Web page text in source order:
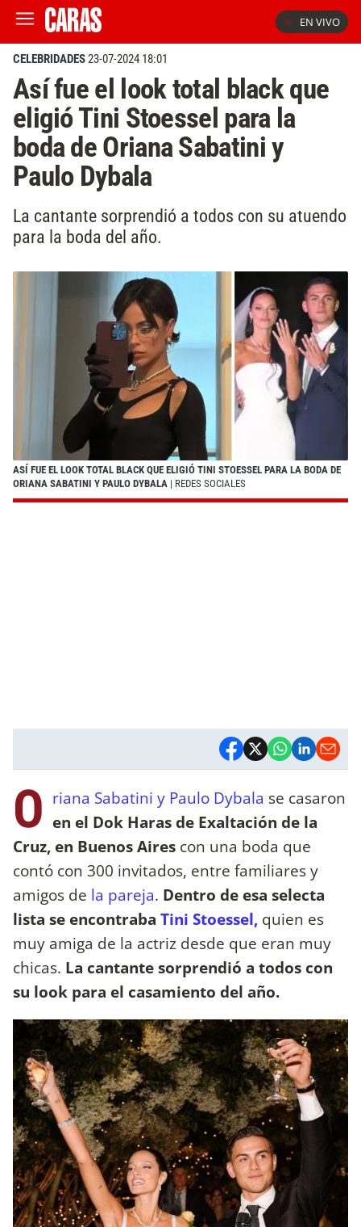
EN VIVO
CELEBRIDADES23-07-2024 18:01
Así fue el look total black que
eligió Tini Stoessel para la
boda de Oriana Sabatini y
Paulo Dybala
La cantante sorprendió a todos con su atuendo
para la boda del año.
ASÍ FUE EL LOOK TOTAL BLACK QUE ELIGIÓ TINI STOESSEL PARA LA BODA DE
ORIANA SABATINI Y PAULO DYBALA | REDES SOCIALES
O riana Sabatini y Paulo Dybala se casaron
en el Dok Haras de Exaltación de la
Cruz, en Buenos Aires con una boda que
contó con 300 invitados, entre familiares y
amigos de la pareja. Dentro de esa selecta
lista se encontraba Tini Stoessel, quien es
muy amiga de la actriz desde que eran muy
chicas. La cantante sorprendió a todos con
su look para el casamiento del año.